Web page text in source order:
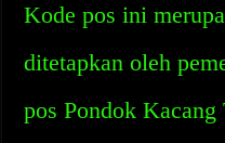
Kode pos ini
ditetapkan oleh
pos Pondok